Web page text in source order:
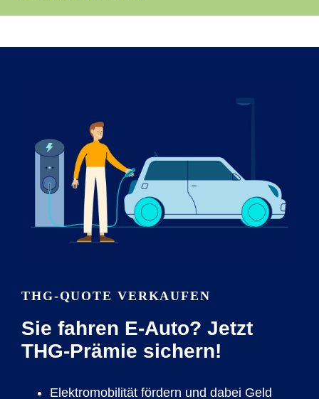
THG-QUOTE VERKAUFEN
Sie fahren E-Auto? Jetzt
THG-Prämie sichern!
Elektromobilität fördern und dabei Geld